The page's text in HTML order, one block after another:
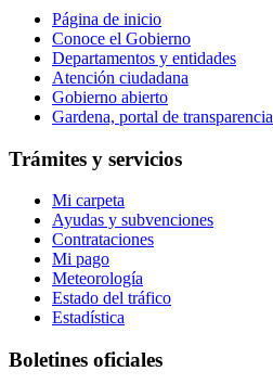
Página de inicio
Conoce el Gobierno
Departamentos y entidades
Atención ciudadana
Gobierno abierto
Gardena, portal de transparencia
Trámites y servicios
Mi carpeta
Ayudas y subvenciones
Contrataciones
Mi pago
Meteorología
Estado del tráfico
Estadística
Boletines oficiales